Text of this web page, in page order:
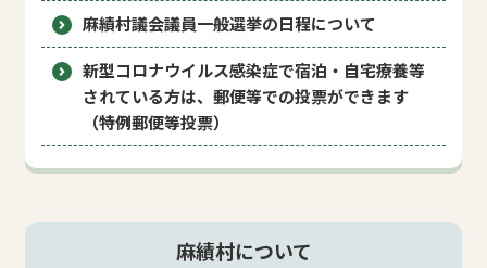
麻績村議会議員一般選挙の日程について
新型コロナウイルス感染症で宿泊・自宅療養等
されている方は、郵便等での投票ができます
（特例郵便等投票）
麻績村について